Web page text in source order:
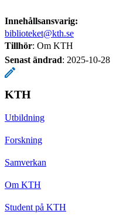
Innehållsansvarig:
biblioteket@kth.se
Tillhör: Om KTH
Senast ändrad: 2025-10-28
KTH
Utbildning
Forskning
Samverkan
Om KTH
Student på KTH